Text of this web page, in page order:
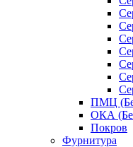
ПМЦ
ОКА
Покров
Фурнитура